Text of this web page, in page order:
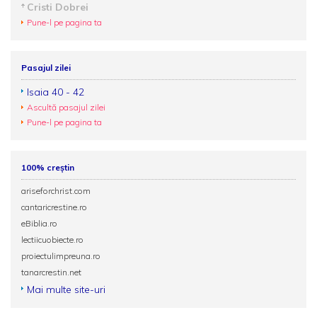
Cristi Dobrei
Pune-l pe pagina ta
Pasajul zilei
Isaia 40 - 42
Ascultă pasajul zilei
Pune-l pe pagina ta
100% creștin
ariseforchrist.com
cantaricrestine.ro
eBiblia.ro
lectiicuobiecte.ro
proiectulimpreuna.ro
tanarcrestin.net
Mai multe site-uri